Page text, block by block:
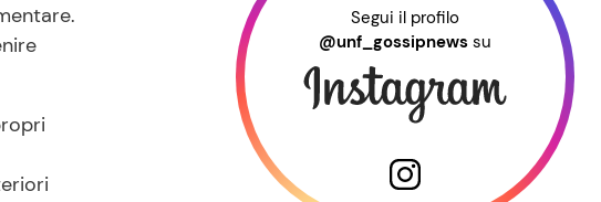
Segui il profilo
@unf_gossipnews su